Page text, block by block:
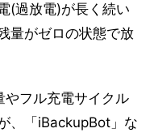
(過放電)が長く続い
量がゼロの状態で放
やフル充電サイクル
、「iBackupBot」な